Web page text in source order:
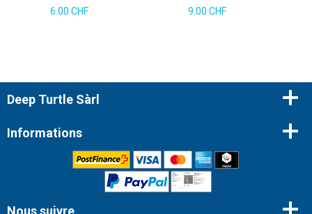
6.00 CHF 9.00 CHF
Deep Turtle Sàrl
Informations